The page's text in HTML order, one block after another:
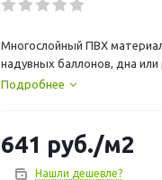
Многослойный ПВХ
надувных баллонов, дна
изготовлена из плотного
примеру, 3 кв.м = куску
рулона – 205см.
Подробнее
641 руб./м2
Нашли дешевле?